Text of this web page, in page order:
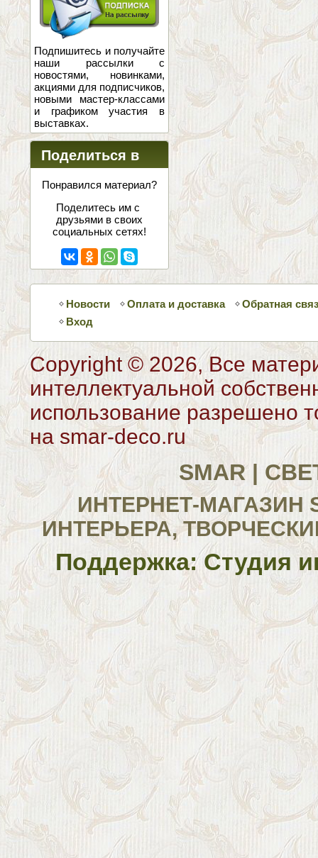
Подпишитесь и получайте
наши рассылки с
новостями, новинками,
акциями для подписчиков,
новыми мастер-классами
и графиком участия в
выставках.
Поделиться в
соцсетях
Понравился материал?
Поделитесь им с
друзьями в своих
социальных сетях!
Новости Оплата и доставка
Обратная
Вход
Copyright © 2026, Все
интеллектуальной
использование разрешено
на smar-deco.ru
SMAR |
ИНТЕРНЕТ-МАГАЗИН
ИНТЕРЬЕРА,
Поддержка: Студия